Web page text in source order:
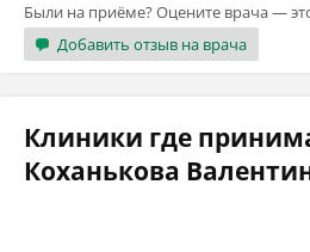
Были на приёме? Оцените врача —
Добавить отзыв на врача
Клиники где
Коханькова